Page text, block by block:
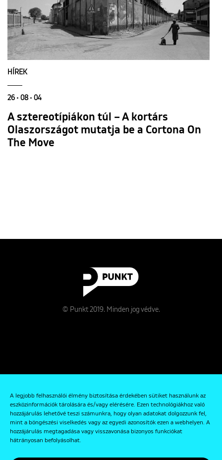
A legjobb felhasználói élmény biztosítása érdekében sütiket használunk az
eszközinformációk tárolására és/vagy elérésére. Ezen technológiákhoz való
hozzájárulás lehetővé teszi számunkra, hogy olyan adatokat dolgozzunk fel,
mint a böngészési viselkedés vagy az egyedi azonosítók ezen a webhelyen. A
hozzájárulás megtagadása vagy visszavonása bizonyos funkciókat
hátrányosan befolyásolhat.
HÍREK
26 • 08 • 04
A sztereotípiákon túl – A kortárs
Olaszországot mutatja be a Cortona On
The Move
© Punkt 2019. Minden jog védve.
Kapcsolat
Adatkezelési és Adatvédelmi Szabályzat